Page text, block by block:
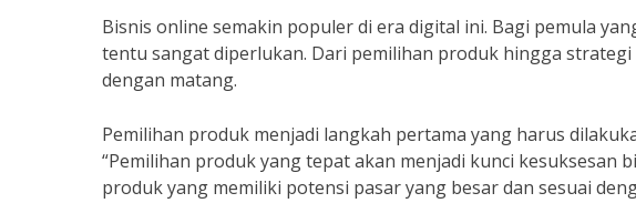
Bisnis online semakin populer di era digital ini. Bagi pemula
tentu sangat diperlukan. Dari pemilihan produk hingga
dengan matang.
Pemilihan produk menjadi langkah pertama yang harus
“Pemilihan produk yang tepat akan menjadi kunci kesuksesan
produk yang memiliki potensi pasar yang besar dan sesuai